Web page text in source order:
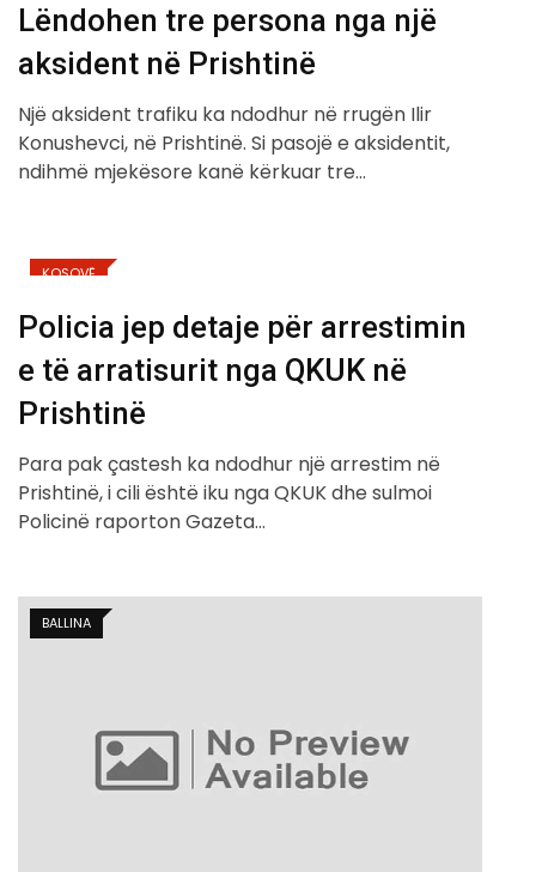
Lëndohen tre persona nga një
aksident në Prishtinë
Një aksident trafiku ka ndodhur në rrugën Ilir
Konushevci, në Prishtinë. Si pasojë e aksidentit,
ndihmë mjekësore kanë kërkuar tre…
KOSOVË
Policia jep detaje për arrestimin
e të arratisurit nga QKUK në
Prishtinë
Para pak çastesh ka ndodhur një arrestim në
Prishtinë, i cili është iku nga QKUK dhe sulmoi
Policinë raporton Gazeta…
BALLINA